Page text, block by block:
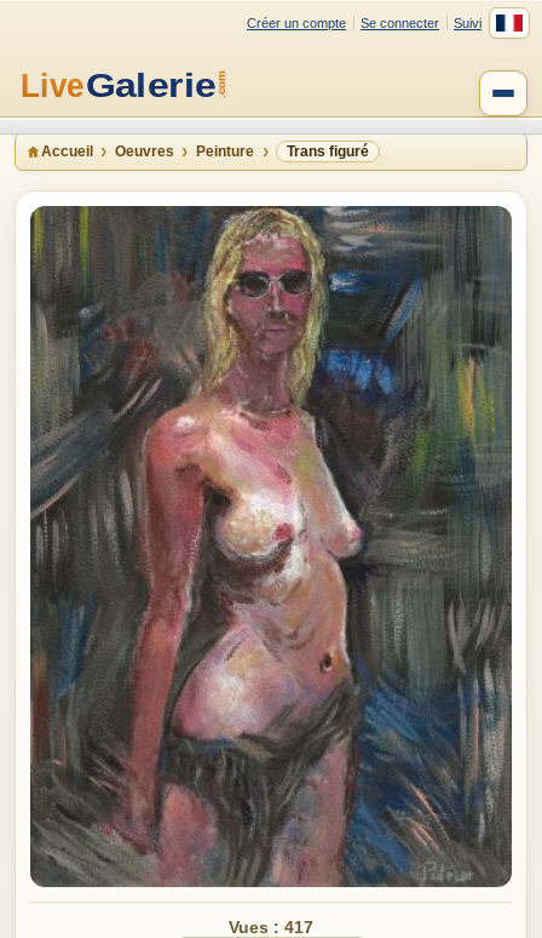
Créer un compte Se connecter Suivi
Accueil Oeuvres Peinture Trans figuré
Vues : 417